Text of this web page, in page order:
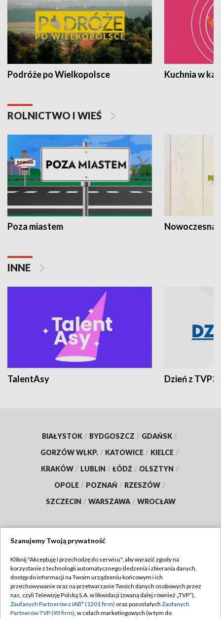
Podróże po Wielkopolsce Kuchnia w
ROLNICTWO I WIEŚ
Poza miastem Nowoczesna
INNE
TalentAsy Dzień z TVP3
BIAŁYSTOK / BYDGOSZCZ / GDAŃSK /
GORZÓW WLKP. / KATOWICE / KIELCE /
KRAKÓW / LUBLIN / ŁÓDŹ / OLSZTYN /
OPOLE / POZNAŃ / RZESZÓW /
SZCZECIN / WARSZAWA / WROCŁAW
TVP
Abonament TVP
Emisja w TVP
Regulamin TVP
Polityka prywatności
Szanujemy Twoją prywatność
Kliknij "Akceptuję i przechodzę do serwisu", aby wyrazić zgody na
korzystanie z technologii automatycznego śledzenia i zbierania danych,
dostęp do informacji na Twoim urządzeniu końcowym i ich
przechowywanie oraz na przetwarzanie Twoich danych osobowych przez
nas, czyli Telewizję Polską S.A. w likwidacji (zwaną dalej również „TVP”),
Zaufanych Partnerów z IAB* (1201 firm) oraz pozostałych Zaufanych
Partnerów TVP (93 firm), w celach marketingowych (w tym do